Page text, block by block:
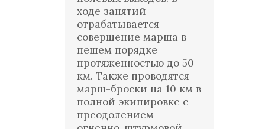
ходе занятий
отрабатывается
совершение марша в
пешем порядке
протяженностью до 50
км. Также проводятся
марш-броски на 10 км в
полной экипировке с
преодолением